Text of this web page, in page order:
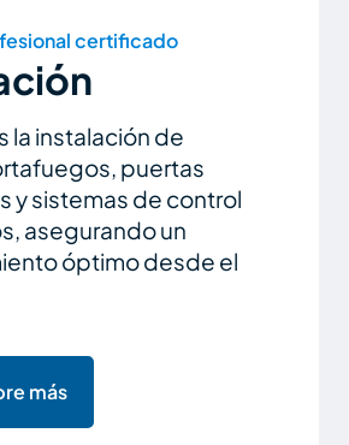
certificado
la instalación de
puertas
y sistemas de control
asegurando un
óptimo desde el
más